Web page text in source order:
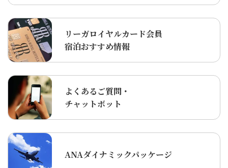
リーガロイヤルカード会員
宿泊おすすめ情報
よくあるご質問・
チャットボット
ANAダイナミックパッケージ